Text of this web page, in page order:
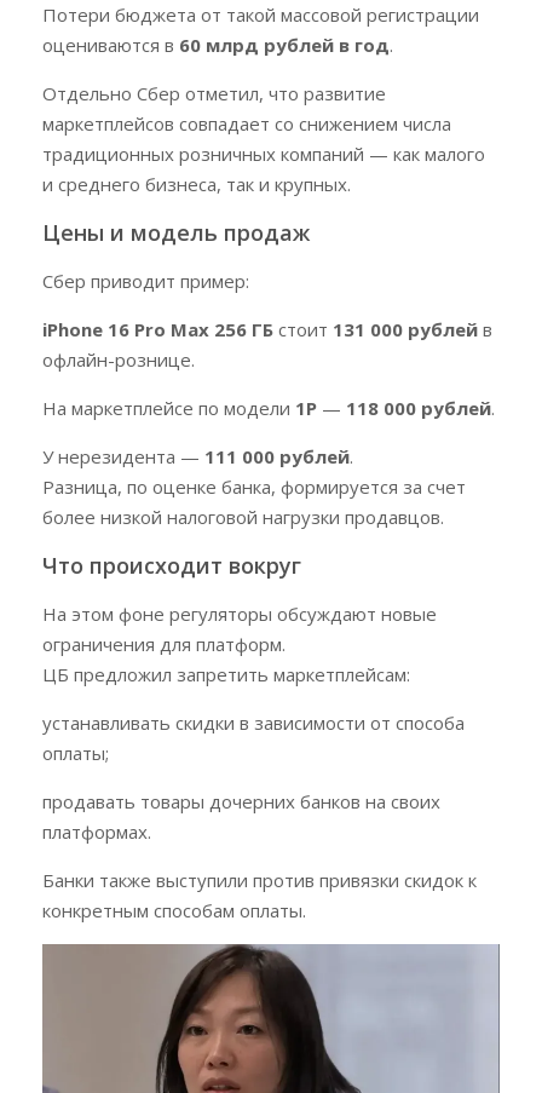
Потери бюджета от такой массовой регистрации
оцениваются в 60 млрд рублей в год.
Отдельно Сбер отметил, что развитие
маркетплейсов совпадает со снижением числа
традиционных розничных компаний — как малого
и среднего бизнеса, так и крупных.
Цены и модель продаж
Сбер приводит пример:
iPhone 16 Pro Max 256 ГБ стоит 131 000 рублей в
офлайн-рознице.
На маркетплейсе по модели 1Р — 118 000 рублей.
У нерезидента — 111 000 рублей.
Разница, по оценке банка, формируется за счет
более низкой налоговой нагрузки продавцов.
Что происходит вокруг
На этом фоне регуляторы обсуждают новые
ограничения для платформ.
ЦБ предложил запретить маркетплейсам:
устанавливать скидки в зависимости от способа
оплаты;
продавать товары дочерних банков на своих
платформах.
Банки также выступили против привязки скидок к
конкретным способам оплаты.